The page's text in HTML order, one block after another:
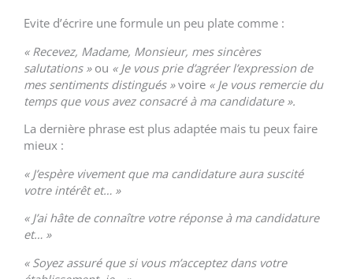
Evite d’écrire une formule un peu plate comme :
« Recevez, Madame, Monsieur, mes sincères
salutations » ou « Je vous prie d’agréer l’expression de
mes sentiments distingués »voire « Je vous remercie du
temps que vous avez consacré à ma candidature ».
La dernière phrase est plus adaptée mais tu peux faire
mieux :
« J’espère vivement que ma candidature aura suscité
votre intérêt et… »
« J’ai hâte de connaître votre réponse à ma candidature
et… »
« Soyez assuré que si vous m’acceptez dans votre